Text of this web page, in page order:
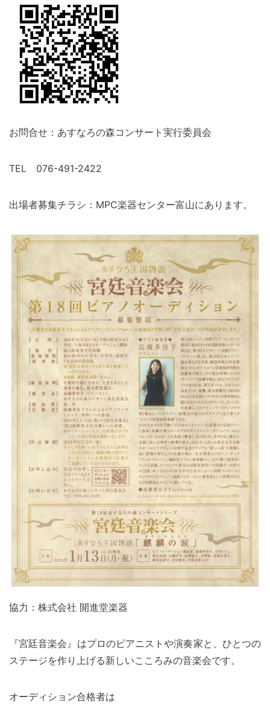
お問合せ：あすなろの森コンサート実行委員会
TEL 076-491-2422
出場者募集チラシ：MPC楽器センター富山にあります。
協力：株式会社 開進堂楽器
『宮廷音楽会』はプロのピアニストや演奏家と、ひとつの
ステージを作り上げる新しいこころみの音楽会です。
オーディション合格者は